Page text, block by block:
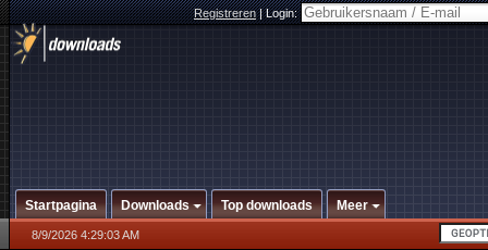
Registreren|Login:
Startpagina Downloads Top downloads Meer
8/9/2026 4:29:03 AM